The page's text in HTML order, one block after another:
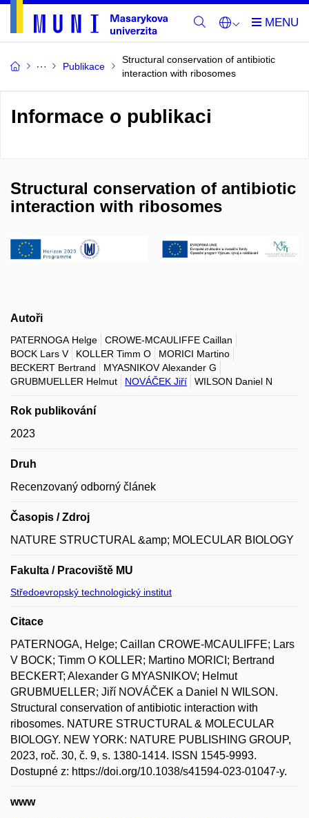
Publikace
Structural conservation of antibiotic
interaction with ribosomes
Informace o publikaci
Structural conservation of antibiotic
interaction with ribosomes
Autoři
PATERNOGA Helge
CROWE-MCAULIFFE Caillan
BOCK Lars V
KOLLER Timm O
MORICI Martino
BECKERT Bertrand
MYASNIKOV Alexander G
GRUBMUELLER Helmut
NOVÁČEK Jiří WILSON Daniel N
Rok publikování
2023
Druh
Recenzovaný odborný článek
Časopis / Zdroj
NATURE STRUCTURAL &amp; MOLECULAR BIOLOGY
Fakulta / Pracoviště MU
Středoevropský technologický institut
Citace
PATERNOGA, Helge; Caillan CROWE-MCAULIFFE; Lars
V BOCK; Timm O KOLLER; Martino MORICI; Bertrand
BECKERT; Alexander G MYASNIKOV; Helmut
GRUBMUELLER; Jiří NOVÁČEK a Daniel N WILSON.
Structural conservation of antibiotic interaction with
ribosomes. NATURE STRUCTURAL & MOLECULAR
BIOLOGY. NEW YORK: NATURE PUBLISHING GROUP,
2023, roč. 30, č. 9, s. 1380-1414. ISSN 1545-9993.
Dostupné z: https://doi.org/10.1038/s41594-023-01047-y.
www